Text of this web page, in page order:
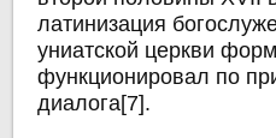
латинизация
униатской церкви
функционировал по
диалога[7].